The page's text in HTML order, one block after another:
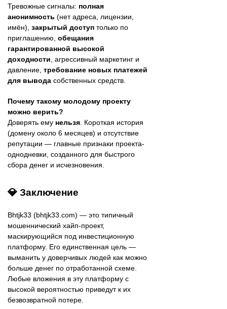
Тревожные сигналы: полная
анонимность (нет адреса, лицензии,
имён), закрытый доступ только по
приглашению, обещания
гарантированной высокой
доходности , агрессивный маркетинг и
давление, требование новых платежей
для вывода собственных средств.
Почему такому молодому проекту
можно верить?
Доверять ему нельзя . Короткая история
(домену около 6 месяцев) и отсутствие
репутации — главные признаки проекта-
однодневки, созданного для быстрого
сбора денег и исчезновения.
💎 Заключение
Bhtjk33 (bhtjk33.com) — это типичный
мошеннический хайп-проект,
маскирующийся под инвестиционную
платформу. Его единственная цель —
выманить у доверчивых людей как можно
больше денег по отработанной схеме.
Любые вложения в эту платформу с
высокой вероятностью приведут к их
безвозвратной потере.